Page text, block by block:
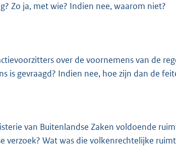
Zo ja, met wie? Indien nee, waarom niet?
over de voornemens van de
is gevraagd? Indien nee, hoe zijn dan de
van Buitenlandse Zaken voldoende
verzoek? Wat was die volkenrechtelijke